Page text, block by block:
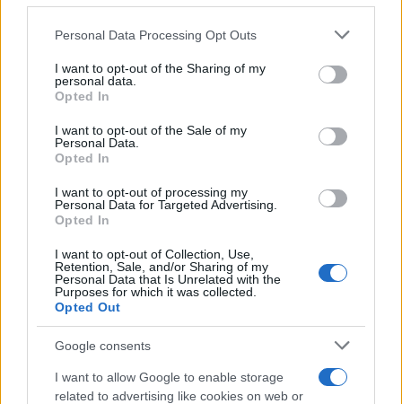
Please note that this website/app uses one or more Google
not limited to your visit or usage behaviour. You may click to
grant or deny consent to Google and its third-party tags to
use your data for below specified purposes in below Google
consent section.
Personal Data Processing Opt Outs
I want to opt-out of the Sharing of my
personal data.
Opted In
I want to opt-out of the Sale of my
Personal Data.
Opted In
I want to opt-out of processing my
Personal Data for Targeted Advertising.
Opted In
I want to opt-out of Collection, Use,
Retention, Sale, and/or Sharing of my
Personal Data that Is Unrelated with the
Purposes for which it was collected.
Opted Out
Google consents
I want to allow Google to enable storage
related to advertising like cookies on web or
sezione Logindal menù del sito o
cliccandoqui
TEMI: Hotel Sardegna Turismo Sardegna
Entra nel canale telegram di
i tuoi video e le tue foto
Su WhatsApp al numero +39
345 356 7512